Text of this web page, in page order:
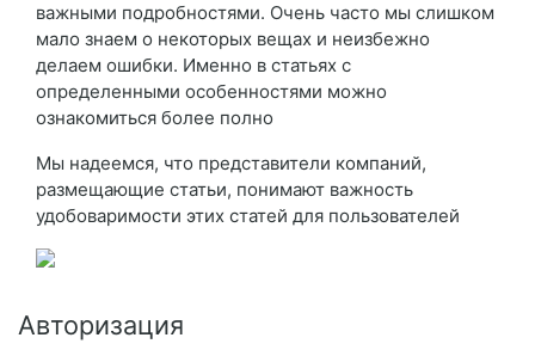
важными подробностями. Очень часто мы слишком
мало знаем о некоторых вещах и неизбежно
делаем ошибки. Именно в статьях с
определенными особенностями можно
ознакомиться более полно
Мы надеемся, что представители компаний,
размещающие статьи, понимают важность
удобоваримости этих статей для пользователей
Авторизация